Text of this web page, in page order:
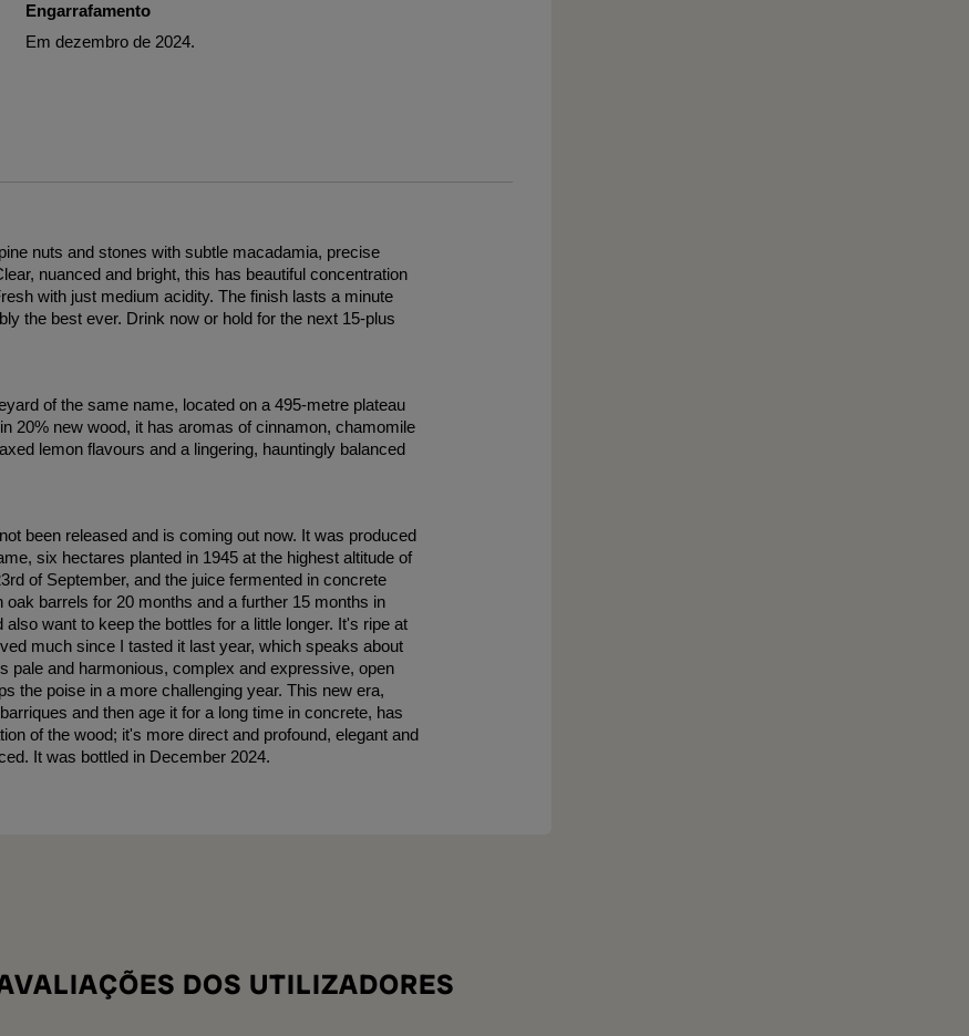
Engarrafamento
Em dezembro de 2024.
nuts and stones with subtle macadamia, precise
nuanced and bright, this has beautiful concentration
with just medium acidity. The finish lasts a minute
the best ever. Drink now or hold for the next 15-plus
of the same name, located on a 495-metre plateau
20% new wood, it has aromas of cinnamon, chamomile
lemon flavours and a lingering, hauntingly balanced
been released and is coming out now. It was produced
six hectares planted in 1945 at the highest altitude of
of September, and the juice fermented in concrete
barrels for 20 months and a further 15 months in
want to keep the bottles for a little longer. It's ripe at
much since I tasted it last year, which speaks about
pale and harmonious, complex and expressive, open
the poise in a more challenging year. This new era,
and then age it for a long time in concrete, has
of the wood; it's more direct and profound, elegant and
It was bottled in December 2024.
DOS UTILIZADORES